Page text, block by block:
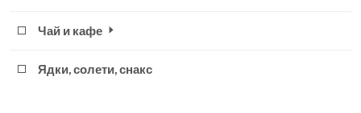
Чай и кафе
Ядки, солети, снакс